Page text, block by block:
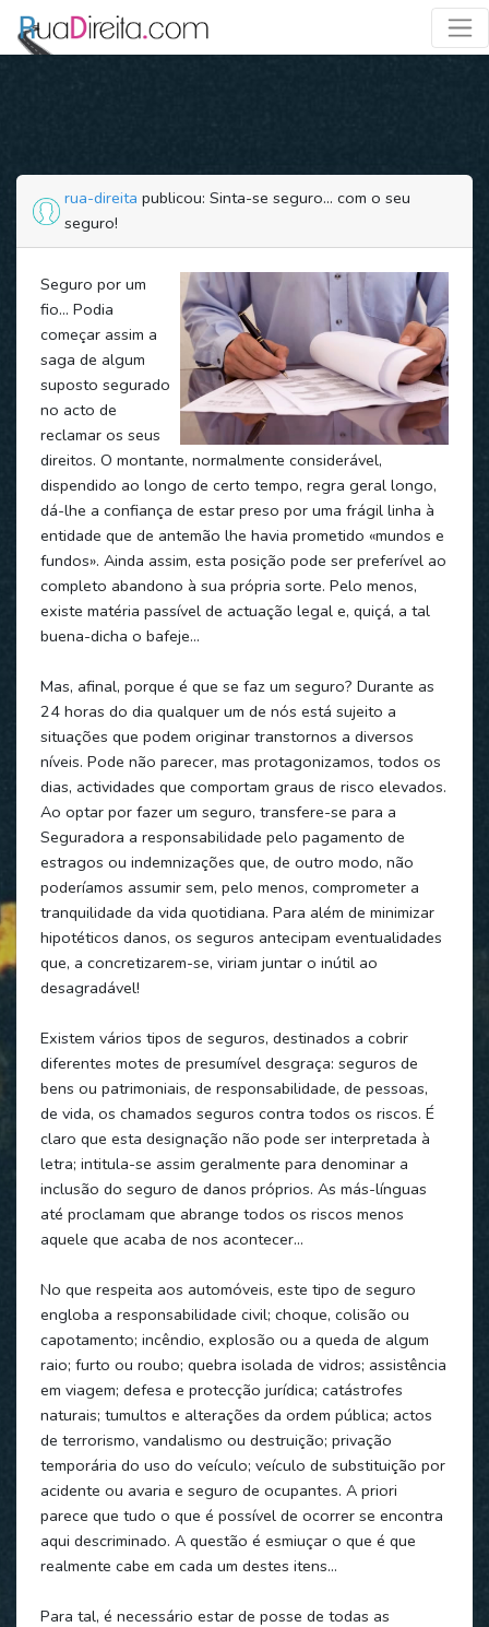
rua-direita publicou: Sinta-se seguro... com o seu
seguro!
Seguro por um
fio… Podia
começar assim a
saga de algum
suposto segurado
no acto de
reclamar os seus
direitos. O montante, normalmente considerável,
dispendido ao longo de certo tempo, regra geral longo,
dá-lhe a confiança de estar preso por uma frágil linha à
entidade que de antemão lhe havia prometido «mundos e
fundos». Ainda assim, esta posição pode ser preferível ao
completo abandono à sua própria sorte. Pelo menos,
existe matéria passível de actuação legal e, quiçá, a tal
buena-dicha o bafeje…
Mas, afinal, porque é que se faz um seguro? Durante as
24 horas do dia qualquer um de nós está sujeito a
situações que podem originar transtornos a diversos
níveis. Pode não parecer, mas protagonizamos, todos os
dias, actividades que comportam graus de risco elevados.
Ao optar por fazer um seguro, transfere-se para a
Seguradora a responsabilidade pelo pagamento de
estragos ou indemnizações que, de outro modo, não
poderíamos assumir sem, pelo menos, comprometer a
tranquilidade da vida quotidiana. Para além de minimizar
hipotéticos danos, os seguros antecipam eventualidades
que, a concretizarem-se, viriam juntar o inútil ao
desagradável!
Existem vários tipos de seguros, destinados a cobrir
diferentes motes de presumível desgraça: seguros de
bens ou patrimoniais, de responsabilidade, de pessoas,
de vida, os chamados seguros contra todos os riscos. É
claro que esta designação não pode ser interpretada à
letra; intitula-se assim geralmente para denominar a
inclusão do seguro de danos próprios. As más-línguas
até proclamam que abrange todos os riscos menos
aquele que acaba de nos acontecer…
No que respeita aos automóveis, este tipo de seguro
engloba a responsabilidade civil; choque, colisão ou
capotamento; incêndio, explosão ou a queda de algum
raio; furto ou roubo; quebra isolada de vidros; assistência
em viagem; defesa e protecção jurídica; catástrofes
naturais; tumultos e alterações da ordem pública; actos
de terrorismo, vandalismo ou destruição; privação
temporária do uso do veículo; veículo de substituição por
acidente ou avaria e seguro de ocupantes. A priori
parece que tudo o que é possível de ocorrer se encontra
aqui descriminado. A questão é esmiuçar o que é que
realmente cabe em cada um destes itens…
Para tal, é necessário estar de posse de todas as